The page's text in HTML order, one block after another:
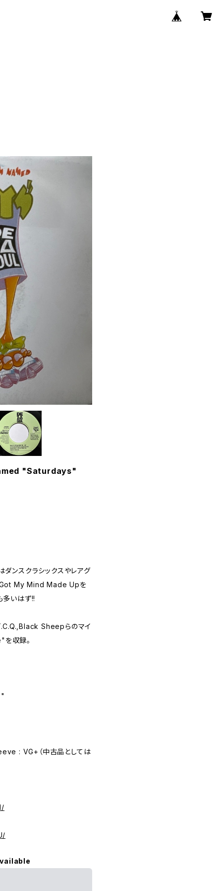
"Saturdays"
ンスクラシックスやレアグ
Got My Mind Made Upを
多いはず!!
Sheepらのマイ
収録。
: VG+（中古品としては